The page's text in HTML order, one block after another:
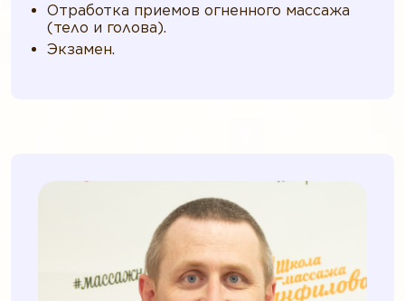
Отработка приемов огненного массажа
(тело и голова).
Экзамен.